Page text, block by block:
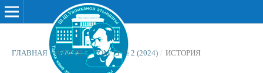
ГЛАВНАЯ / АРХИВЫ / ТОМ 11 № 2 (2024) / ИСТОРИЯ